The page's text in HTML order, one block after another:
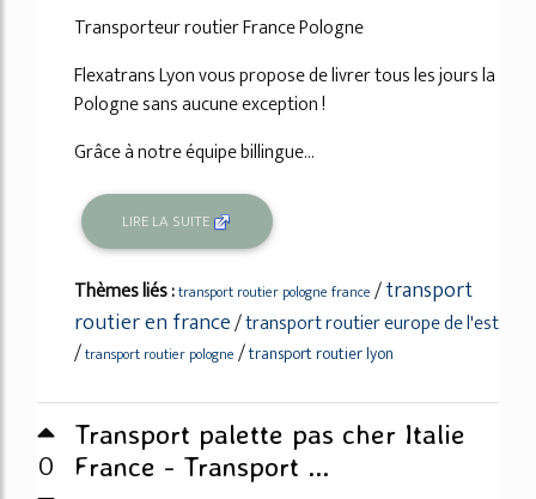
Transporteur routier France Pologne
Flexatrans Lyon vous propose de livrer tous les jours la
Pologne sans aucune exception !
Grâce à notre équipe billingue...
LIRE LA SUITE
Thèmes liés :transport routier pologne france /transport
routier en france/transport routier europe de l'est
/transport routier pologne /transport routier lyon
0
Transport palette pas cher Italie
France - Transport ...